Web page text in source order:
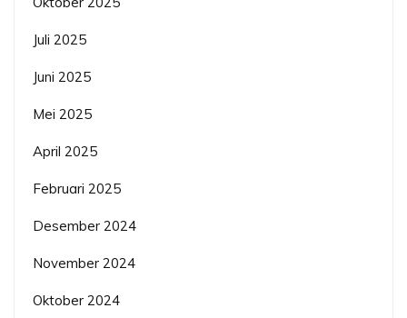
Juli 2025
Juni 2025
Mei 2025
April 2025
Februari 2025
Desember 2024
November 2024
Oktober 2024